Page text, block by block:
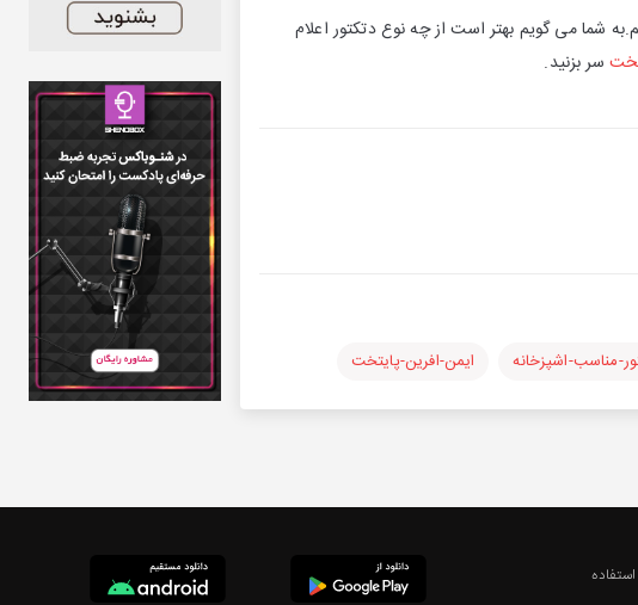
شما می گویم بهتر است از چه نوع دتکتور اعلام
سر بزنید.
مناسب-اشپزخانه ایمن-افرین-پایتخت